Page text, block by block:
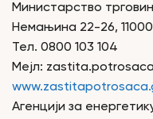
Министарство
Немањина 22-26,
Тел. 0800 103 104
Мејл:
Агенцији за